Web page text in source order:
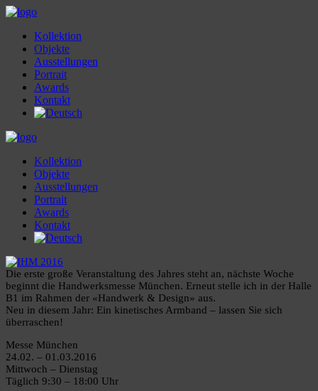
Kollektion
Objekte
Ausstellungen
Portrait
Awards
Kontakt
Kollektion
Objekte
Ausstellungen
Portrait
Awards
Kontakt
Die erste große Veranstaltung des Jahres steht an, nächste Woche
beginnt die Handwerksmesse München. Erneut stelle ich in der Halle
B1 im Rahmen der «Handwerk & Design» aus.
Neu in diesem Jahr: Ein kinetisches Armband – lassen Sie sich
überraschen!
Messe München
24.02. – 01.03.2016
Mittwoch – Dienstag
Täglich 9:30 – 18:00 Uhr